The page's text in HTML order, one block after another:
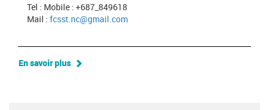
Tel : Mobile : +687_849618
Mail : fcsst.nc@gmail.com
En savoir plus